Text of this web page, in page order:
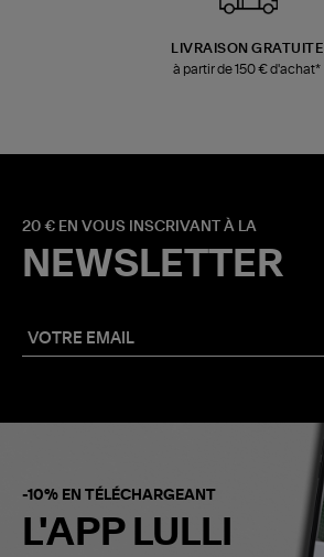
LIVRAISON GRATUITE
à partir de 150 € d'achat*
20 € EN VOUS INSCRIVANT À LA
NEWSLETTER
-10% EN TÉLÉCHARGEANT
L'APP LULLI